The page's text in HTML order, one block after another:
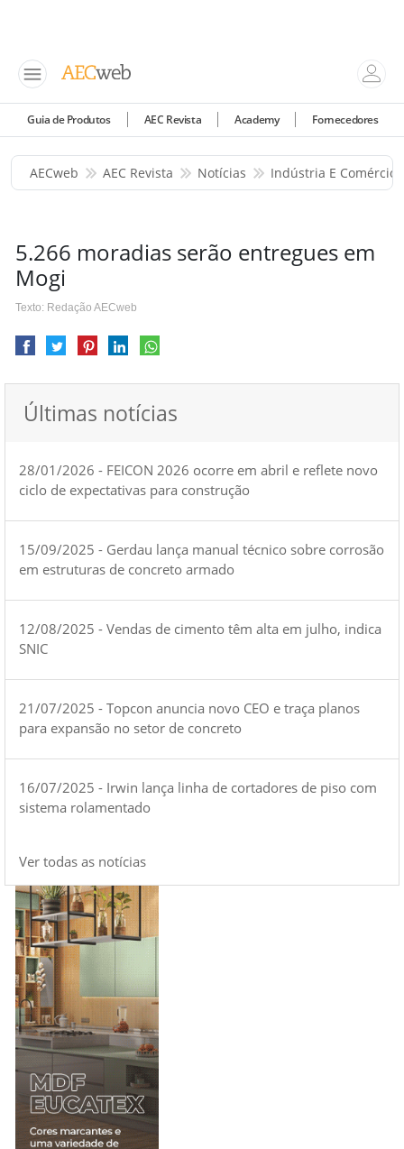
Guia de Produtos AEC Revista Academy Fornecedores
AECweb AEC Revista Notícias Indústria E Comércio
5.266 moradias serão entregues em
Mogi
Texto: Redação AECweb
Últimas notícias
28/01/2026 - FEICON 2026 ocorre em abril e reflete novo
ciclo de expectativas para construção
15/09/2025 - Gerdau lança manual técnico sobre corrosão
em estruturas de concreto armado
12/08/2025 - Vendas de cimento têm alta em julho, indica
SNIC
21/07/2025 - Topcon anuncia novo CEO e traça planos
para expansão no setor de concreto
16/07/2025 - Irwin lança linha de cortadores de piso com
sistema rolamentado
Ver todas as notícias